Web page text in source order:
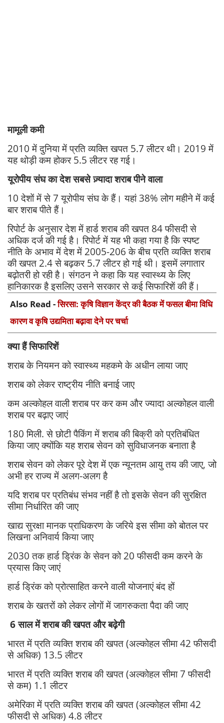
मामूली कमी
2010 में दुनिया में प्रति व्यक्ति खपत 5.7 लीटर थी। 2019 में
यह थोड़ी कम होकर 5.5 लीटर रह गई।
यूरोपीय संघ का देश सबसे ज़्यादा शराब पीने वाला
10 देशों में से 7 यूरोपीय संघ के हैं। यहां 38% लोग महीने में कई
बार शराब पीते हैं।
रिपोर्ट के अनुसार देश में हार्ड शराब की खपत 84 फीसदी से
अधिक दर्ज की गई है। रिपोर्ट में यह भी कहा गया है कि स्पष्ट
नीति के अभाव में देश में 2005-206 के बीच प्रति व्यक्ति शराब
की खपत 2.4 से बढ़कर 5.7 लीटर हो गई थी। इसमें लगातार
बढ़ोतरी हो रही है। संगठन ने कहा कि यह स्वास्थ्य के लिए
हानिकारक है इसलिए उसने सरकार से कई सिफारिशें की हैं।
Also Read -सिरसा: कृषि विज्ञान केंद्र की बैठक में फसल बीमा विधि
कारण व कृषि उद्यमिता बढ़ावा देने पर चर्चा
क्या हैं सिफारिशें
शराब के नियमन को स्वास्थ्य महकमे के अधीन लाया जाए
शराब को लेकर राष्ट्रीय नीति बनाई जाए
कम अल्कोहल वाली शराब पर कर कम और ज्यादा अल्कोहल वाली
शराब पर बढ़ाए जाएं
180 मिली. से छोटी पैकिंग में शराब की बिक्री को प्रतिबंधित
किया जाए क्योंकि यह शराब सेवन को सुविधाजनक बनाता है
शराब सेवन को लेकर पूरे देश में एक न्यूनतम आयु तय की जाए, जो
अभी हर राज्य में अलग-अलग है
यदि शराब पर प्रतिबंध संभव नहीं है तो इसके सेवन की सुरक्षित
सीमा निर्धारित की जाए
खाद्य सुरक्षा मानक प्राधिकरण के जरिये इस सीमा को बोतल पर
लिखना अनिवार्य किया जाए
2030 तक हार्ड ड्रिंक के सेवन को 20 फीसदी कम करने के
प्रयास किए जाएं
हार्ड ड्रिंक को प्रोत्साहित करने वाली योजनाएं बंद हों
शराब के खतरों को लेकर लोगों में जागरुकता पैदा की जाए
6 साल में शराब की खपत और बढ़ेगी
भारत में प्रति व्यक्ति शराब की खपत (अल्कोहल सीमा 42 फीसदी
से अधिक) 13.5 लीटर
भारत में प्रति व्यक्ति शराब की खपत (अल्कोहल सीमा ‌7 फीसदी
से कम) 1.1 लीटर
अमेरिका में प्रति व्यक्ति शराब की खपत (अल्कोहल सीमा 42
फीसदी से अधिक) 4.8 लीटर